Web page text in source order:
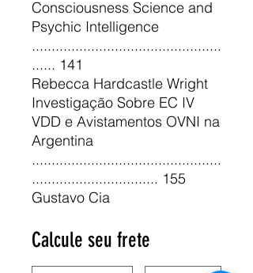
Consciousness Science and
Psychic Intelligence
................................................
...... 141
Rebecca Hardcastle Wright
Investigação Sobre EC IV
VDD e Avistamentos OVNI na
Argentina
................................................
................................ 155
Gustavo Cia
Calcule seu frete